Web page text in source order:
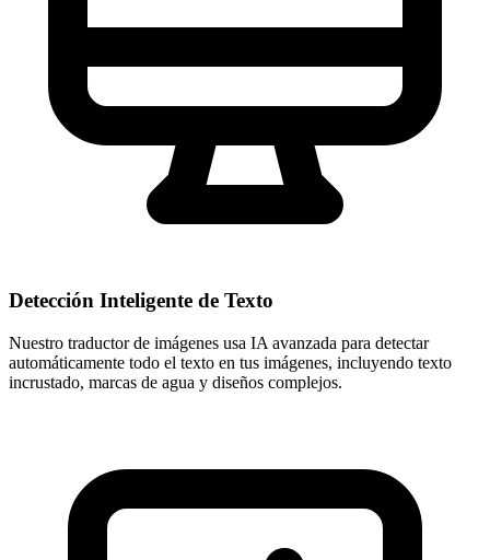
Detección Inteligente de Texto
Nuestro traductor de imágenes usa IA avanzada para detectar
automáticamente todo el texto en tus imágenes, incluyendo texto
incrustado, marcas de agua y diseños complejos.